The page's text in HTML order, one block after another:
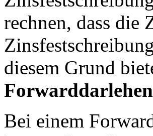
rechnen, dass die
diesem Grund
Forwarddarlehen
Bei einem